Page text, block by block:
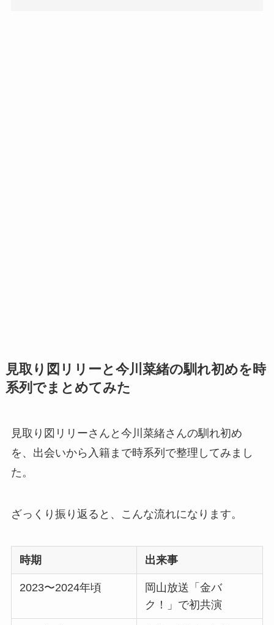
見取り図リリーと今川菜緒の馴れ初めを時
系列でまとめてみた
見取り図リリーさんと今川菜緒さんの馴れ初め
を、出会いから入籍まで時系列で整理してみまし
た。
ざっくり振り返ると、こんな流れになります。
時期 出来事
2023〜2024年頃
岡山放送「金バ
ク！」で初共演